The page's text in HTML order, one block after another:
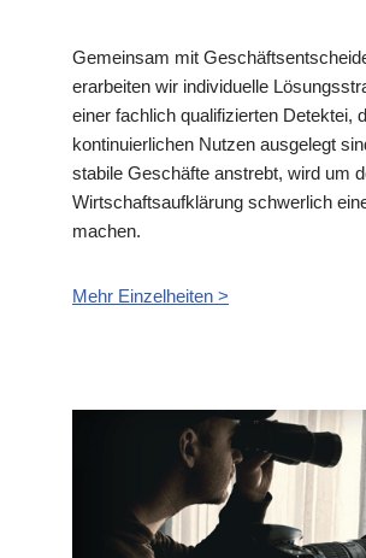
Gemeinsam mit
erarbeiten wir individuelle
einer fachlich qualifizierten Detektei,
kontinuierlichen Nutzen ausgelegt
stabile Geschäfte anstrebt, wird um
Wirtschaftsaufklärung schwerlich
machen.
Mehr Einzelheiten >